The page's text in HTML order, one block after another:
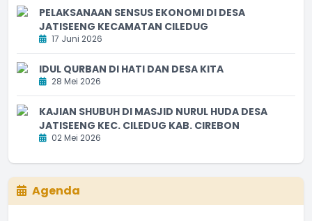
PELAKSANAAN SENSUS EKONOMI DI DESA
JATISEENG KECAMATAN CILEDUG
17 Juni 2026
IDUL QURBAN DI HATI DAN DESA KITA
28 Mei 2026
KAJIAN SHUBUH DI MASJID NURUL HUDA DESA
JATISEENG KEC. CILEDUG KAB. CIREBON
02 Mei 2026
Agenda